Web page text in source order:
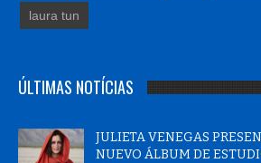
laura tun
ÚLTIMAS NOTÍCIAS
JULIETA VENEGAS
NUEVO ÁLBUM DE